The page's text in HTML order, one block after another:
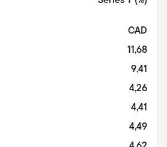
CAD
11,68
9,41
4,26
4,41
4,49